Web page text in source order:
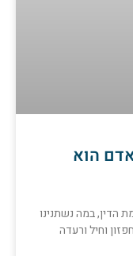
הוא
הדין, במה נשתנינו
וחיל ורעדה